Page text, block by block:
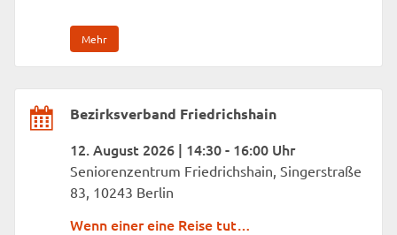
Mehr
Bezirksverband Friedrichshain
12. August 2026 | 14:30 - 16:00 Uhr
Seniorenzentrum Friedrichshain, Singerstraße
83, 10243 Berlin
Wenn einer eine Reise tut…